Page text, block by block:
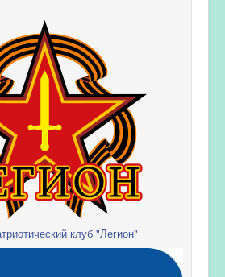
клуб "Легион"